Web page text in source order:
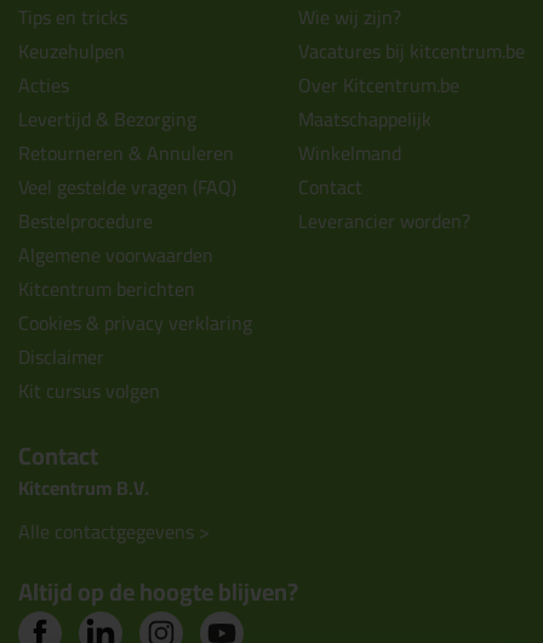
Tips en tricks
Keuzehulpen
Acties
Levertijd & Bezorging
Retourneren & Annuleren
Veel gestelde vragen (FAQ)
Bestelprocedure
Algemene voorwaarden
Kitcentrum berichten
Cookies & privacy verklaring
Disclaimer
Kit cursus volgen
Wie wij zijn?
Vacatures bij kitcentrum.be
Over Kitcentrum.be
Maatschappelijk
Winkelmand
Contact
Leverancier worden?
Contact
Kitcentrum B.V.
Alle contactgegevens >
Altijd op de hoogte blijven?